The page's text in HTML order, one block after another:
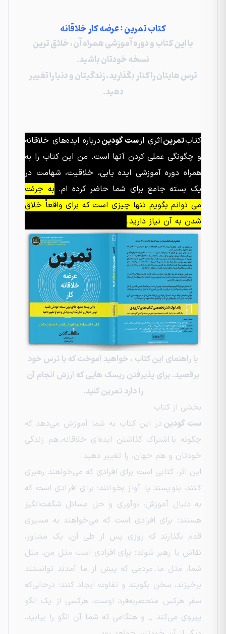
کتاب تمرین : عرضه کار خلاقانه
با این کتاب و دوره آموزشی همراه آن، خلاق ترین
نسخه خودتان باشید.
ترس هایتان را کنار بگذارید، زندگیتان و دنیا را تغییر
دهید.
کتابتمریناثری ازست گودیندرباره ایده‌های خلاقانه
و چگونگی عملی کردن آنها است. من این کتاب را به
همراه دوره آموزشی ایده یابی، خلاقیت، شهامت در
یک بسته جامع برای شما حاضر کرده ام. به جرئت
می توانم بگویم تنها چیزی است که برای واقعاٌ خلاق
شدن به آن نیاز دارید.
با راهنمای این کتاب ، خواهید آموخت که با ترس خود
برقصید. برای پذیرفتن ریسک هایی که ارزش انجام آن
را دارد تمرین کنید.
بخشی از کتاب
ست گودین در این کتاب به شما آموژش می‌دهد که
چگونه با اشتراک گذاشتن ایده‌ای خلاقانه، هم زندگی
خودتان و هم جهان، را تغییر دهید.
این اثر، کتابی است برای افرادی که می‌خواهند رهبری
کنند، بنویسند یا آواز بخوانند؛ برای افرادی است که
به دنبال آموزش، نوآوری و حل مسائل شگفت‌انگیز
هستند؛ برای افرادی است که می‌خواهند به مسیری
قدم بگذارند که روزی پس از طی آن، یک مشاور،
نقاش یا رهبر شوند؛ برای افرادی است مثل من، مثل
شما، مثل ما. مردمی که پیش از ما آمدند توانستند
برخیزند، سخن بگویند و تفاوت ایجاد کنند؛ درحالی‌که
سفر هرکس منحصربه‌فرد اوست، هرکسی از یک الگو
پیروی می‌کند _ و هنگامی که شما آن الگو را بیابید،